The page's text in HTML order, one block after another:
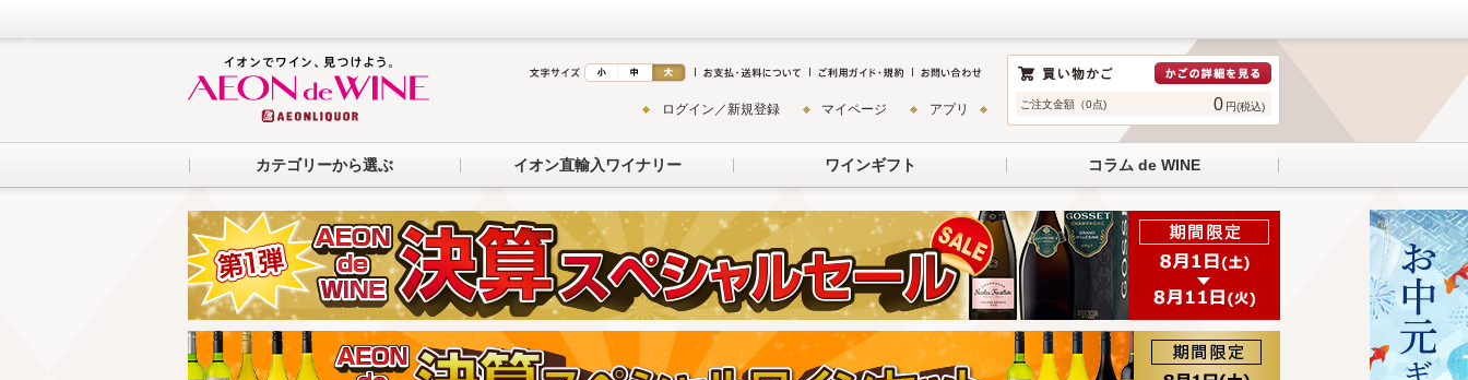
ご注文金額（0点) 0 円(税込)
ログイン／新規登録 マイページ アプリ
カテゴリーから選ぶ イオン直輸入ワイナリー ワインギフト コラム de WINE